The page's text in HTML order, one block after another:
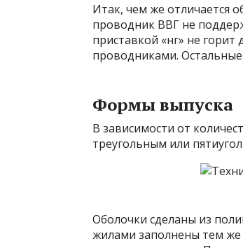
Итак, чем же отличается
проводник ВВГ не
приставкой «нг» не
проводниками.
Формы выпуска
В зависимости от
треугольным или
Оболочки сделаны из
жилами заполнены тем же